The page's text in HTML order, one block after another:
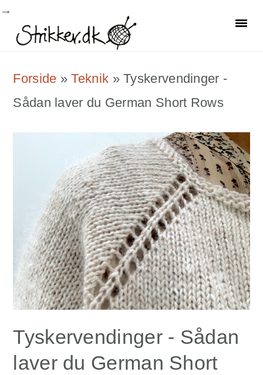
Skip
navigation
Skip
content
Skip
sidebar
Forside »Teknik »Tyskervendinger -
Sådan laver du German Short Rows
Tyskervendinger - Sådan
laver du German Short